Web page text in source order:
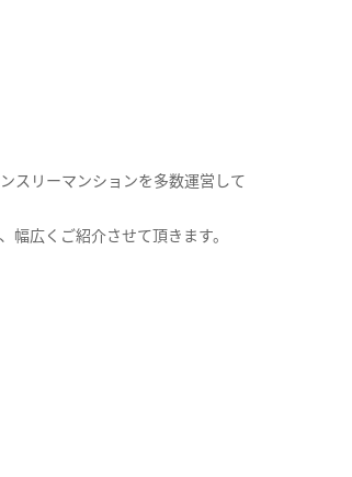
スリーマンションを多数運営して
幅広くご紹介させて頂きます。